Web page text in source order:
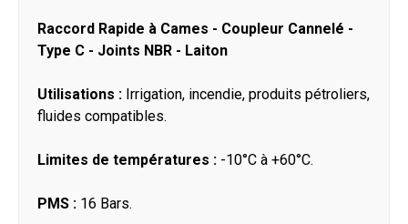
Raccord Rapide à Cames - Coupleur Cannelé -
Type C - Joints NBR - Laiton
Utilisations : Irrigation, incendie, produits pétroliers,
fluides compatibles.
Limites de températures : -10°C à +60°C.
PMS : 16 Bars.